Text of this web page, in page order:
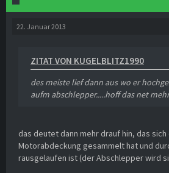
22. Januar 2013
ZITAT VON KUGELBLITZ1990
des meiste lief dann aus wo er
aufm abschlepper.....hoff das net
das deutet dann mehr drauf hin, das
Motorabdeckung gesammelt hat und
rausgelaufen ist (der Abschlepper wird